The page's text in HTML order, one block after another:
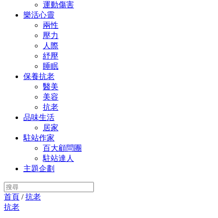
運動傷害
樂活心靈
兩性
壓力
人際
紓壓
睡眠
保養抗老
醫美
美容
抗老
品味生活
居家
駐站作家
百大顧問團
駐站達人
主題企劃
首頁 /抗老
抗老